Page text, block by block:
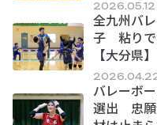
2026.05.12
全九州バ
子 粘りで
【大分県】
バレーボ
選出 忠願